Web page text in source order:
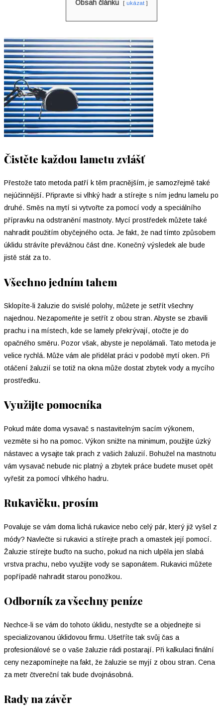
Obsah článku ukázat
Čistěte každou lametu zvlášť
Přestože tato metoda patří k těm pracnějším, je samozřejmě také
nejúčinnější. Připravte si vlhký hadr a stírejte s ním jednu lamelu po
druhé. Směs na mytí si vytvořte za pomocí vody a speciálního
přípravku na odstranění mastnoty. Mycí prostředek můžete také
nahradit použitím obyčejného octa. Je fakt, že nad tímto způsobem
úklidu strávíte převážnou část dne. Konečný výsledek ale bude
jistě stát za to.
Všechno jedním tahem
Sklopíte-li žaluzie do svislé polohy, můžete je setřít všechny
najednou. Nezapomeňte je setřít z obou stran. Abyste se zbavili
prachu i na místech, kde se lamely překrývají, otočte je do
opačného směru. Pozor však, abyste je nepolámali. Tato metoda je
velice rychlá. Může vám ale přidělat práci v podobě mytí oken. Při
otáčení žaluzií se totiž na okna může dostat zbytek vody a mycího
prostředku.
Využijte pomocníka
Pokud máte doma vysavač s nastavitelným sacím výkonem,
vezměte si ho na pomoc. Výkon snižte na minimum, použijte úzký
nástavec a vysajte tak prach z vašich žaluzií. Bohužel na mastnotu
vám vysavač nebude nic platný a zbytek práce budete muset opět
vyřešit za pomocí vlhkého hadru.
Rukavičku, prosím
Povaluje se vám doma lichá rukavice nebo celý pár, který již vyšel z
módy? Navlečte si rukavici a stírejte prach a omastek její pomocí.
Žaluzie stírejte buďto na sucho, pokud na nich ulpěla jen slabá
vrstva prachu, nebo využijte vody se saponátem. Rukavici můžete
popřípadě nahradit starou ponožkou.
Odborník za všechny peníze
Nechce-li se vám do tohoto úklidu, nestyďte se a objednejte si
specializovanou úklidovou firmu. Ušetříte tak svůj čas a
profesionálové se o vaše žaluzie rádi postarají. Při kalkulaci finální
ceny nezapomínejte na fakt, že žaluzie se myjí z obou stran. Cena
za metr čtvereční tak bude dvojnásobná.
Rady na závěr